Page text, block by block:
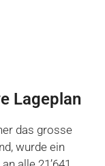
Lageplan
das grosse
wurde ein